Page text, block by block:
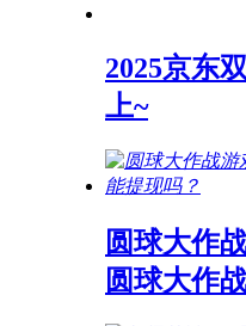
2025京东
上~
圆球大作
圆球大作